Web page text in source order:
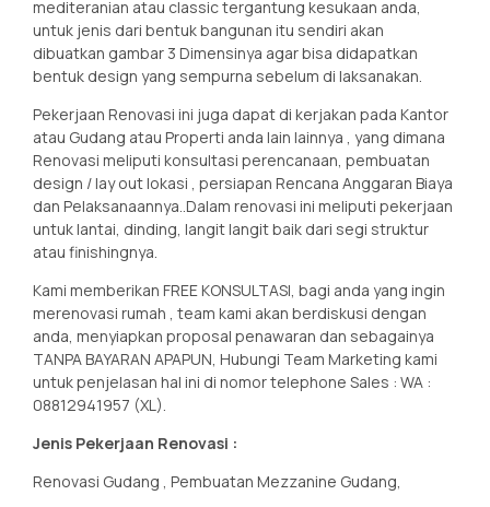
mediteranian atau classic tergantung kesukaan anda,
untuk jenis dari bentuk bangunan itu sendiri akan
dibuatkan gambar 3 Dimensinya agar bisa didapatkan
bentuk design yang sempurna sebelum di laksanakan.
Pekerjaan Renovasi ini juga dapat di kerjakan pada Kantor
atau Gudang atau Properti anda lain lainnya , yang dimana
Renovasi meliputi konsultasi perencanaan, pembuatan
design / lay out lokasi , persiapan Rencana Anggaran Biaya
dan Pelaksanaannya..Dalam renovasi ini meliputi pekerjaan
untuk lantai, dinding, langit langit baik dari segi struktur
atau finishingnya.
Kami memberikan FREE KONSULTASI, bagi anda yang ingin
merenovasi rumah , team kami akan berdiskusi dengan
anda, menyiapkan proposal penawaran dan sebagainya
TANPA BAYARAN APAPUN, Hubungi Team Marketing kami
untuk penjelasan hal ini di nomor telephone Sales : WA :
08812941957 (XL).
Jenis Pekerjaan Renovasi :
Renovasi Gudang , Pembuatan Mezzanine Gudang,